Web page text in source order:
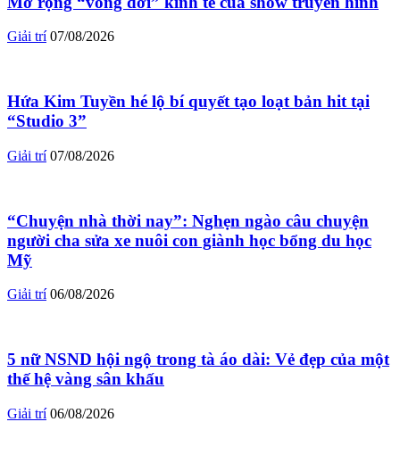
Giải trí 07/08/2026
Hứa Kim Tuyền hé lộ bí quyết tạo loạt bản hit tại
“Studio 3”
Giải trí 07/08/2026
“Chuyện nhà thời nay”: Nghẹn ngào câu chuyện
người cha sửa xe nuôi con giành học bổng du học
Mỹ
Giải trí 06/08/2026
5 nữ NSND hội ngộ trong tà áo dài: Vẻ đẹp của một
thế hệ vàng sân khấu
Giải trí 06/08/2026